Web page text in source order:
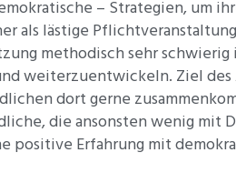
– Strategien, um
als lästige
methodisch sehr
weiterzuentwickeln. Ziel
dort gerne
die ansonsten wenig mit
positive Erfahrung mit